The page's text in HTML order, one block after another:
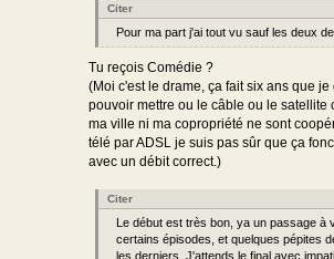
Citer
Pour ma part j'ai tout vu sauf les deux
Tu reçois Comédie ?
(Moi c'est le drame, ça fait six ans que
pouvoir mettre ou le câble ou le satellite
ma ville ni ma copropriété ne sont
télé par ADSL je suis pas sûr que ça
avec un débit correct.)
Citer
Le début est très bon, ya un passage à
certains épisodes, et quelques pépites
les derniers. J'attends le final avec